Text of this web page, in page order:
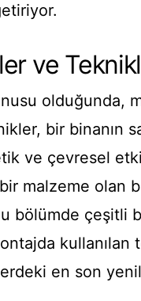
ve
olduğunda,
bir binanın
ve çevresel
malzeme olan
bölümde çeşitli
en son